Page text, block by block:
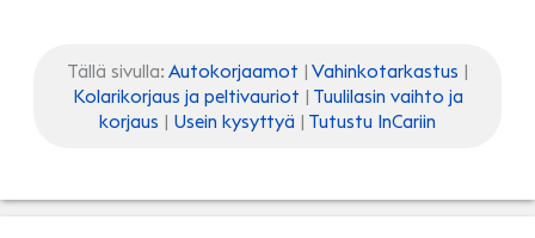
Tällä sivulla: Autokorjaamot | Vahinkotarkastus |
Kolarikorjaus ja peltivauriot | Tuulilasin vaihto ja
korjaus | Usein kysyttyä | Tutustu InCariin